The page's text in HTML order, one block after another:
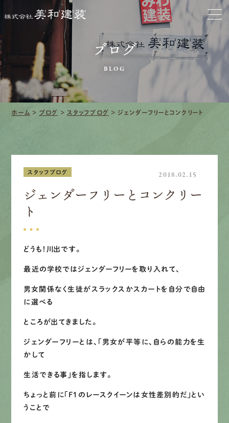
お家をきれいに
会社をきれいに
クリーニング
施工事例
口コミ・レビュー紹介
採用情報
エントリー
格者 物
定休日 日曜・祝日
ブログ
BLOG
ホーム > ブログ > スタッフブログ >ジェンダーフリーとコンクリート
スタッフブログ 2018.02.15
ジェンダーフリーとコンクリー
ト
どうも！川出です。
最近の学校ではジェンダーフリーを取り入れて、
男女関係なく生徒がスラックスかスカートを自分で自由
に選べる
ところが出てきました。
ジェンダーフリーとは、「男女が平等に、自らの能力を生
かして
生活できる事」を指します。
ちょっと前に「F１のレースクイーンは女性差別的だ」とい
うことで